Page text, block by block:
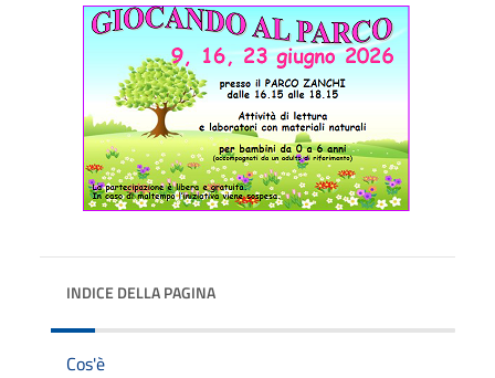
INDICE DELLA PAGINA
Cos'è